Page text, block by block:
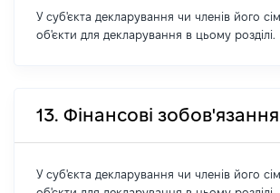
У суб'єкта декларування чи членів його
об'єкти для декларування в цьому розділі.
13. Фінансові зобов'язання
У суб'єкта декларування чи членів його